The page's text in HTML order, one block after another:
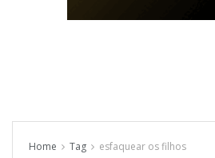
Home Tag esfaquear os filhos